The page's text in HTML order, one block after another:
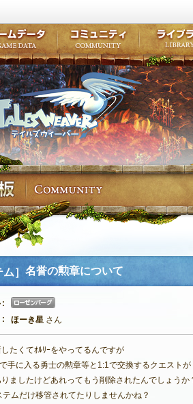
テイ
］ 名誉の勲章について
ほーき星 さん
たくてｵﾙﾘｰをやってるんですが
手に入る勇士の勲章等と1:1で交換するクエストが
ましたけどあれってもう削除されたんでしょうか
ムだけ移管されてたりしませんかね？
イガイド
ワープポイント
ゲームデータ
ルーンスキル
コミュニ
コミュ